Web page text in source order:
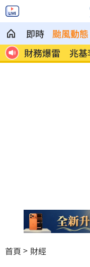
即時 颱風動態
以為小琉球安
首頁 財經